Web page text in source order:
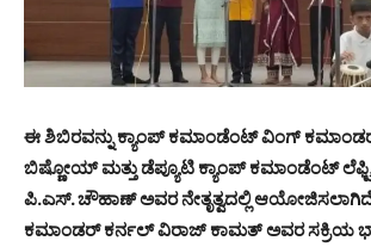
ಈ ಶಿಬಿರವನ್ನು ಕ್ಯಾಂಪ್ ಕಮಾಂಡೆಂಟ್ ವಿಂಗ್
ಬಿಷ್ಣೋಯ್ ಮತ್ತು ಡೆಪ್ಯೂಟಿ ಕ್ಯಾಂಪ್ ಕಮಾಂಡೆಂಟ್
ಪಿ.ಎಸ್. ಚೌಹಾಣ್ ಅವರ ನೇತೃತ್ವದಲ್ಲಿ
ಕಮಾಂಡರ್ ಕರ್ನಲ್ ವಿರಾಜ್ ಕಾಮತ್ ಅವರ ಸಕ್ರಿಯ